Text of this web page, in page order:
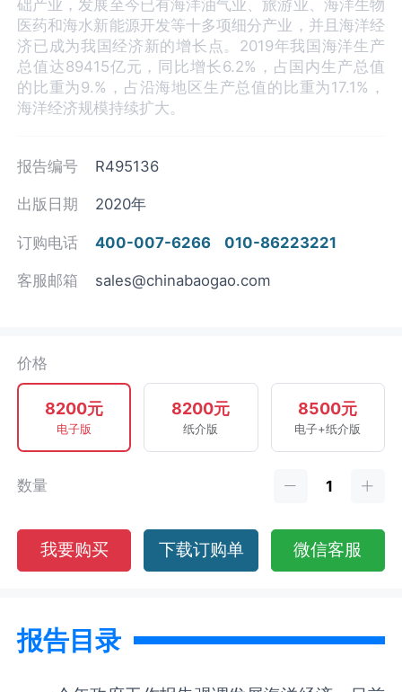
础产业，发展至今已有海洋油气业、旅游业、海洋生物
医药和海水新能源开发等十多项细分产业，并且海洋经
济已成为我国经济新的增长点。2019年我国海洋生产
总值达89415亿元，同比增长6.2%，占国内生产总值
的比重为9.%，占沿海地区生产总值的比重为17.1%，
海洋经济规模持续扩大。
报告编号 R495136
出版日期 2020年
订购电话 400-007-6266 010-86223221
客服邮箱 sales@chinabaogao.com
价格
8200元
电子版
8200元
纸介版
8500元
电子+纸介版
数量
我要购买 下载订购单 微信客服
报告目录